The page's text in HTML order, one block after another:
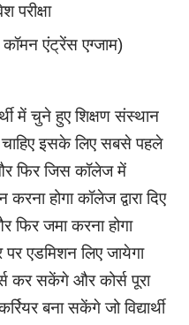
कॉमन एंट्रेंस एग्जाम)
में चुने हुए शिक्षण संस्थान
चाहिए इसके लिए सबसे पहले
फिर जिस कॉलेज में
होगा कॉलेज द्वारा दिए
फिर जमा करना होगा
एडमिशन लिए जायेगा
कर सकेंगे और कोर्स पूरा
बना सकेंगे जो विद्यार्थी